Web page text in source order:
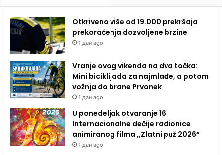
Otkriveno više od 19.000 prekršaja
prekoračenja dozvoljene brzine
1 дан ago
Vranje ovog vikenda na dva točka:
Mini biciklijada za najmlađe, a potom
vožnja do brane Prvonek
1 дан ago
U ponedeljak otvaranje 16.
Internacionalne dečije radionice
animiranog filma ,,Zlatni puž 2026“
1 дан ago